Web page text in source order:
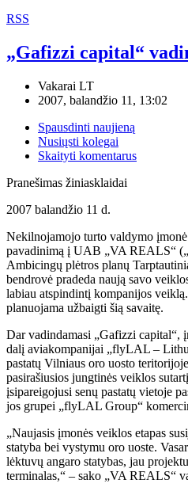
RSS
„Gafizzi capital“
Vakarai LT
2007, balandžio 11, 13:02
Spausdinti naujieną
Nusiųsti kolegai
Skaityti komentarus
Pranešimas žiniasklaidai
2007 balandžio 11 d.
Nekilnojamojo turto valdymo
pavadinimą į UAB „VA REALS“
Ambicingų plėtros planų
bendrovė pradeda naują savo
labiau atspindintį kompanijos
planuojama užbaigti šią savaitę.
Dar vadindamasi „Gafizzi capital“,
dalį aviakompanijai „flyLAL –
pastatų Vilniaus oro uosto
pasirašiusios jungtinės veiklos
įsipareigojusi senų pastatų vietoje
jos grupei „flyLAL Group“
„Naujasis įmonės veiklos etapas
statyba bei vystymu oro uoste.
lėktuvų angaro statybas, jau
terminalas,“ – sako „VA REALS“